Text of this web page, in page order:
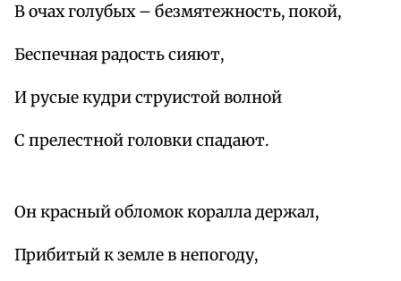
В очах голубых – безмятежность, покой,
Беспечная радость сияют,
И русые кудри струистой волной
С прелестной головки спадают.
Он красный обломок коралла держал,
Прибитый к земле в непогоду,